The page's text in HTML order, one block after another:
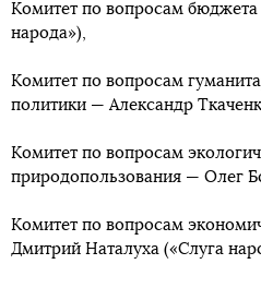
Комитет по вопросам
народа»),
Комитет по вопросам
политики — Александр
Комитет по вопросам
природопользования — Олег
Комитет по вопросам
Дмитрий Наталуха («Слуга